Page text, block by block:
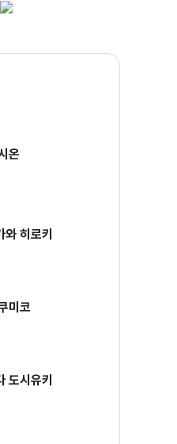
온
와 히로키
미코
도시유키